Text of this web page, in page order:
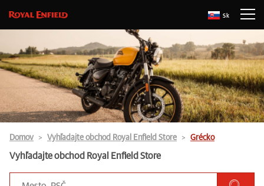
Sk
Domov Vyhľadajte obchod Royal Enfield Store Grécko
Vyhľadajte obchod Royal Enfield Store